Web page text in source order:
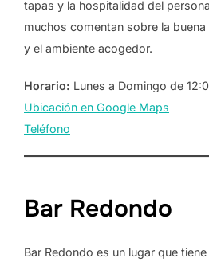
tapas y la hospitalidad del
muchos comentan sobre la
y el ambiente acogedor.
Horario: Lunes a Domingo de
Ubicación en Google Maps
Teléfono
Bar Redondo
Bar Redondo es un lugar que